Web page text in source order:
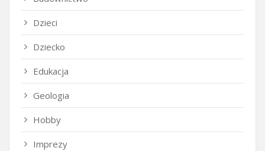
Dzieci
Dziecko
Edukacja
Geologia
Hobby
Imprezy